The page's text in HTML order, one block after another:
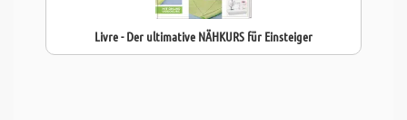
Livre - Der ultimative NÄHKURS für Einsteiger